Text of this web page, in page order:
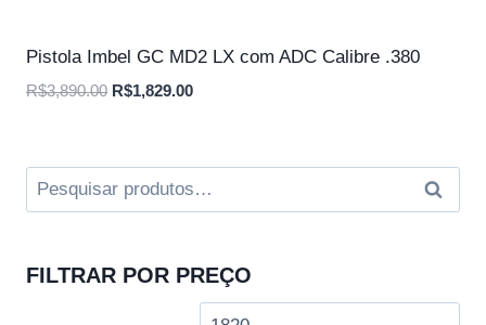
Pistola Imbel GC MD2 LX com ADC Calibre .380
R$3,890.00 O
era:
R$3,890.00.
R$1,829.00O
é:
R$1,829.00.
Pesquisar
por:
FILTRAR POR PREÇO
Preço